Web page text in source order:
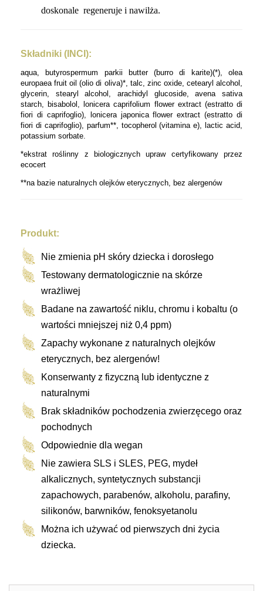
doskonale regeneruje i nawilża.
Składniki (INCI):
aqua, butyrospermum parkii butter (burro di karite)(*), olea
europaea fruit oil (olio di oliva)*, talc, zinc oxide, cetearyl alcohol,
glycerin, stearyl alcohol, arachidyl glucoside, avena sativa
starch, bisabolol, lonicera caprifolium flower extract (estratto di
fiori di caprifoglio), lonicera japonica flower extract (estratto di
fiori di caprifoglio), parfum**, tocopherol (vitamina e), lactic acid,
potassium sorbate.
*ekstrat roślinny z biologicznych upraw certyfikowany przez
ecocert
**na bazie naturalnych olejków eterycznych, bez alergenów
Produkt:
Nie zmienia pH skóry dziecka i dorosłego
Testowany dermatologicznie na skórze
wrażliwej
Badane na zawartość niklu, chromu i kobaltu (o
wartości mniejszej niż 0,4 ppm)
Zapachy wykonane z naturalnych olejków
eterycznych, bez alergenów!
Konserwanty z fizyczną lub identyczne z
naturalnymi
Brak składników pochodzenia zwierzęcego oraz
pochodnych
Odpowiednie dla wegan
Nie zawiera SLS i SLES, PEG, mydeł
alkalicznych, syntetycznych substancji
zapachowych, parabenów, alkoholu, parafiny,
silikonów, barwników, fenoksyetanolu
Można ich używać od pierwszych dni życia
dziecka.